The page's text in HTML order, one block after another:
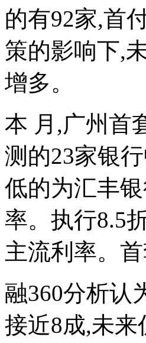
的有92家,首
策的影响下,
增多。
本 月,广州首
测的23家银
低的为汇丰
率。执行8.5
主流利率。
融360分析认
接近8成,未